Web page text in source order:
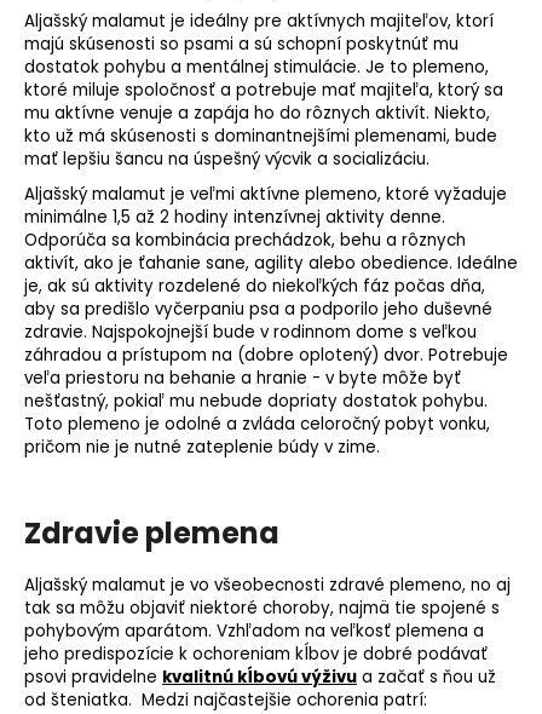
Aljašský malamut je ideálny pre aktívnych majiteľov, ktorí
majú skúsenosti so psami a sú schopní poskytnúť mu
dostatok pohybu a mentálnej stimulácie. Je to plemeno,
ktoré miluje spoločnosť a potrebuje mať majiteľa, ktorý sa
mu aktívne venuje a zapája ho do rôznych aktivít. Niekto,
kto už má skúsenosti s dominantnejšími plemenami, bude
mať lepšiu šancu na úspešný výcvik a socializáciu.
Aljašský malamut je veľmi aktívne plemeno, ktoré vyžaduje
minimálne 1,5 až 2 hodiny intenzívnej aktivity denne.
Odporúča sa kombinácia prechádzok, behu a rôznych
aktivít, ako je ťahanie sane, agility alebo obedience. Ideálne
je, ak sú aktivity rozdelené do niekoľkých fáz počas dňa,
aby sa predišlo vyčerpaniu psa a podporilo jeho duševné
zdravie. Najspokojnejší bude v rodinnom dome s veľkou
záhradou a prístupom na (dobre oplotený) dvor. Potrebuje
veľa priestoru na behanie a hranie - v byte môže byť
nešťastný, pokiaľ mu nebude dopriaty dostatok pohybu.
Toto plemeno je odolné a zvláda celoročný pobyt vonku,
pričom nie je nutné zateplenie búdy v zime.
Zdravie plemena
Aljašský malamut je vo všeobecnosti zdravé plemeno, no aj
tak sa môžu objaviť niektoré choroby, najmä tie spojené s
pohybovým aparátom. Vzhľadom na veľkosť plemena a
jeho predispozície k ochoreniam kĺbov je dobré podávať
psovi pravidelne kvalitnú kĺbovú výživu a začať s ňou už
od šteniatka. Medzi najčastejšie ochorenia patrí: